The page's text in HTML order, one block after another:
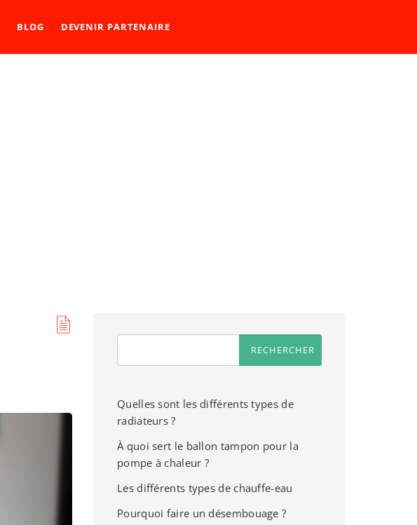
BLOG DEVENIR PARTENAIRE
Quelles sont les différents types de
radiateurs ?
À quoi sert le ballon tampon pour la
pompe à chaleur ?
Les différents types de chauffe-eau
Pourquoi faire un désembouage ?